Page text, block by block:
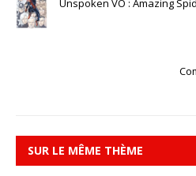
Unspoken VO : Amazing
SUR LE MÊME THÈME